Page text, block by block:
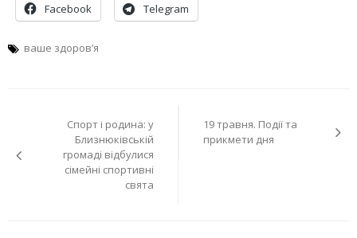
Facebook Telegram
ваше здоров’я
записів
Спорт і родина: у
Близнюківській
громаді відбулися
сімейні спортивні
свята
19 травня. Події та
прикмети дня